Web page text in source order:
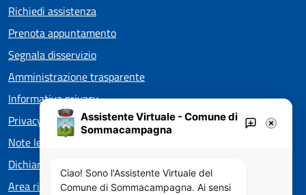
Richiedi assistenza
Prenota appuntamento
Segnala disservizio
Amministrazione trasparente
Informativa privacy
Privacy policy EOS
Note legali
Dichiarazione di accessibilità
Area riservata
Assistente Virtuale - Comune di
Sommacampagna
Ciao! Sono l'Assistente Virtuale del
Comune di Sommacampagna. Ai sensi